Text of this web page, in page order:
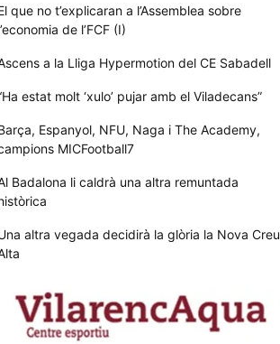
que no t’explicaran a l’Assemblea sobre
de l’FCF (I)
a la Lliga Hypermotion del CE Sabadell
estat molt ‘xulo’ pujar amb el Viladecans”
Espanyol, NFU, Naga i The Academy,
MICFootball7
Badalona li caldrà una altra remuntada
altra vegada decidirà la glòria la Nova Creu